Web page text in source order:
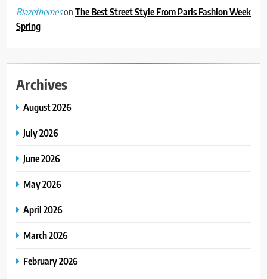
BlazethemesonThe Best Street Style From Paris Fashion Week
Spring
Archives
August 2026
July 2026
June 2026
May 2026
April 2026
March 2026
February 2026